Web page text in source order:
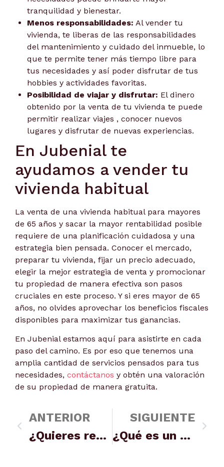
tranquilidad y bienestar.
Menos responsabilidades: Al vender tu
vivienda, te liberas de las responsabilidades
del mantenimiento y cuidado del inmueble, lo
que te permite tener más tiempo libre para
tus necesidades y así poder disfrutar de tus
hobbies y actividades favoritas.
Posibilidad de viajar y disfrutar: El dinero
obtenido por la venta de tu vivienda te puede
permitir realizar viajes , conocer nuevos
lugares y disfrutar de nuevas experiencias.
En Jubenial te
ayudamos a vender tu
vivienda habitual
La venta de una vivienda habitual para mayores
de 65 años y sacar la mayor rentabilidad posible
requiere de una planificación cuidadosa y una
estrategia bien pensada. Conocer el mercado,
preparar tu vivienda, fijar un precio adecuado,
elegir la mejor estrategia de venta y promocionar
tu propiedad de manera efectiva son pasos
cruciales en este proceso. Y si eres mayor de 65
años, no olvides aprovechar los beneficios fiscales
disponibles para maximizar tus ganancias.
En Jubenial estamos aquí para asistirte en cada
paso del camino. Es por eso que tenemos una
amplia cantidad de servicios pensados para tus
necesidades, contáctanos y obtén una valoración
de su propiedad de manera gratuita.
ANTERIOR
¿Quieres revalorizar tu pensión? Alternativas al plan de pensiones
SIGUIENTE
¿Qué es un contrato de renta antigua? ¿Se puede subir el alquiler?